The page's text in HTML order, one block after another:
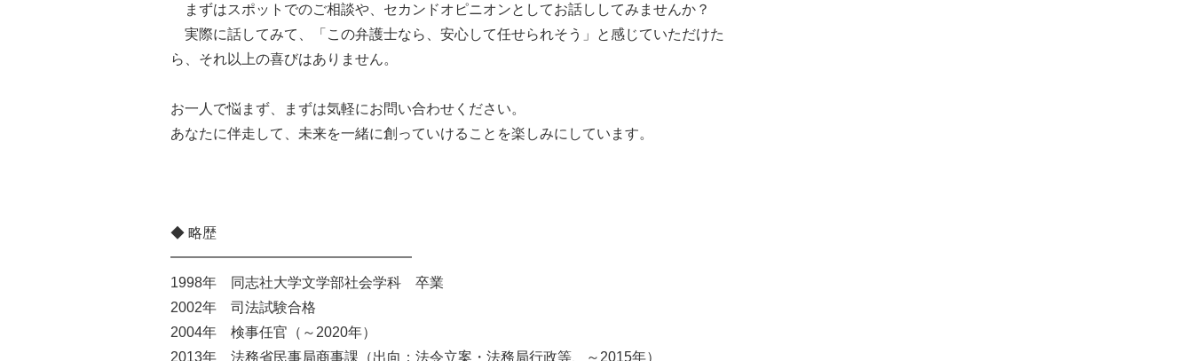
まずはスポットでのご相談や、セカンドオピニオンとしてお話ししてみませんか？
実際に話してみて、「この弁護士なら、安心して任せられそう」と感じていただけた
ら、それ以上の喜びはありません。
お一人で悩まず、まずは気軽にお問い合わせください。
あなたに伴走して、未来を一緒に創っていけることを楽しみにしています。
◆ 略歴
━━━━━━━━━━━━━━━━━
1998年 同志社大学文学部社会学科 卒業
2002年 司法試験合格
2004年 検事任官（～2020年）
2013年 法務省民事局商事課（出向：法令立案・法務局行政等、～2015年）